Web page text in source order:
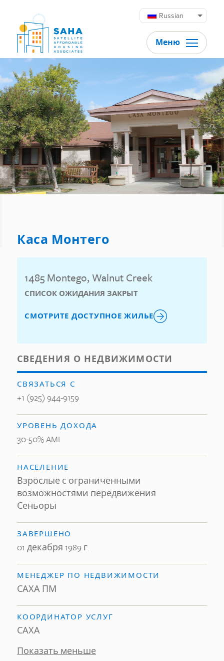
Russian
Меню
Каса Монтего
1485 Montego, Walnut Creek
СПИСОК ОЖИДАНИЯ ЗАКРЫТ
СМОТРИТЕ ДОСТУПНОЕ ЖИЛЬЕ
СВЕДЕНИЯ О НЕДВИЖИМОСТИ
СВЯЗАТЬСЯ С
+1 (925) 944-9159
УРОВЕНЬ ДОХОДА
30-50% AMI
НАСЕЛЕНИЕ
Взрослые с ограниченными
возможностями передвижения
Сеньоры
ЗАВЕРШЕНО
01 декабря 1989 г.
МЕНЕДЖЕР ПО НЕДВИЖИМОСТИ
САХА ПМ
КООРДИНАТОР УСЛУГ
САХА
Показать меньше